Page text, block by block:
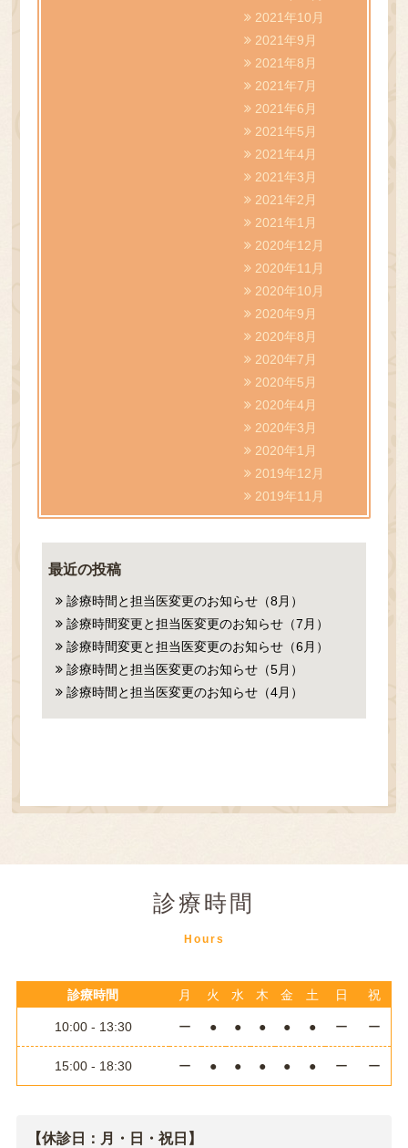
2021年10月
2021年9月
2021年8月
2021年7月
2021年6月
2021年5月
2021年4月
2021年3月
2021年2月
2021年1月
2020年12月
2020年11月
2020年10月
2020年9月
2020年8月
2020年7月
2020年5月
2020年4月
2020年3月
2020年1月
2019年12月
2019年11月
最近の投稿
診療時間と担当医変更のお知らせ（8月）
診療時間変更と担当医変更のお知らせ（7月）
診療時間変更と担当医変更のお知らせ（6月）
診療時間と担当医変更のお知らせ（5月）
診療時間と担当医変更のお知らせ（4月）
診療時間
Hours
診療時間 月 火 水 木 金 土 日 祝
10:00 - 13:30 ー ● ● ● ● ● ー ー
15:00 - 18:30 ー ● ● ● ● ● ー ー
【休診日：月・日・祝日】